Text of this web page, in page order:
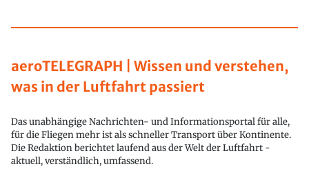
aeroTELEGRAPH | Wissen und verstehen,
was in der Luftfahrt passiert
Das unabhängige Nachrichten- und Informationsportal für alle,
für die Fliegen mehr ist als schneller Transport über Kontinente.
Die Redaktion berichtet laufend aus der Welt der Luftfahrt -
aktuell, verständlich, umfassend.